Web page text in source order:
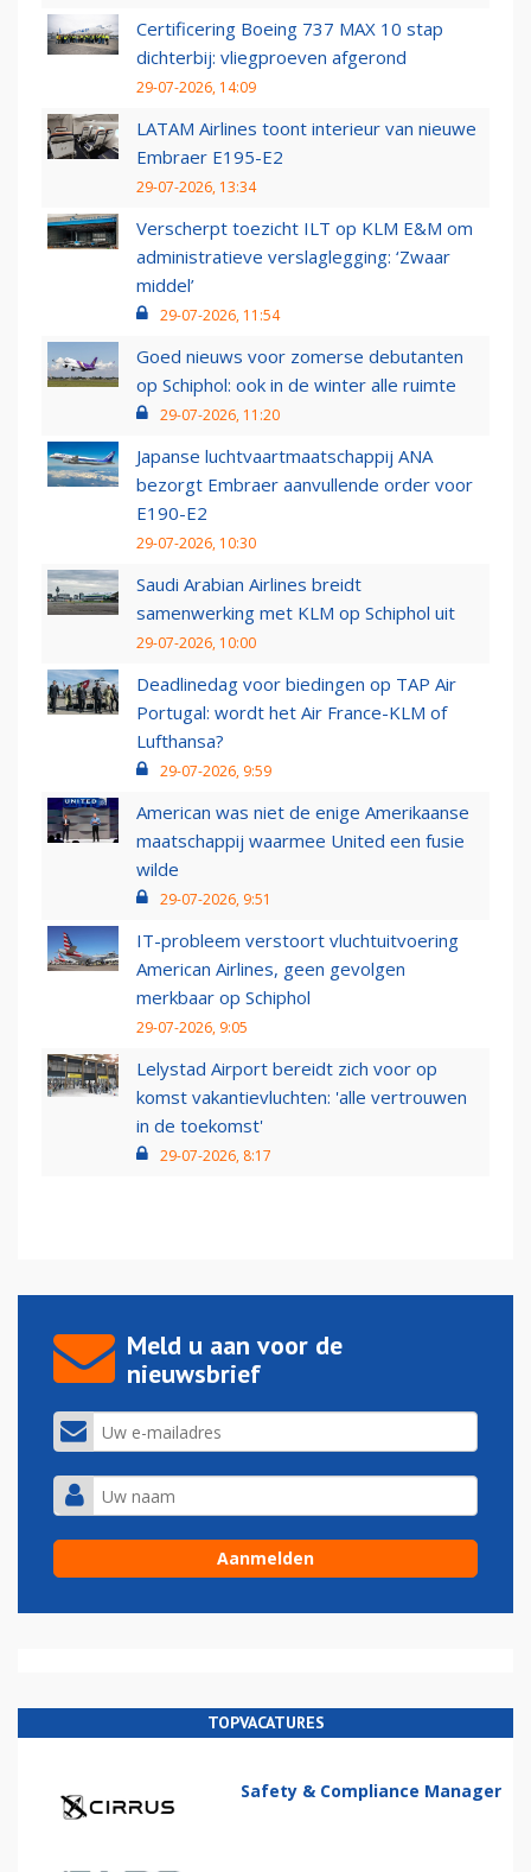
Certificering Boeing 737 MAX 10 stap
dichterbij: vliegproeven afgerond
29-07-2026, 14:09
LATAM Airlines toont interieur van nieuwe
Embraer E195-E2
29-07-2026, 13:34
Verscherpt toezicht ILT op KLM E&M om
administratieve verslaglegging: ‘Zwaar
middel’
29-07-2026, 11:54
Goed nieuws voor zomerse debutanten
op Schiphol: ook in de winter alle ruimte
29-07-2026, 11:20
Japanse luchtvaartmaatschappij ANA
bezorgt Embraer aanvullende order voor
E190-E2
29-07-2026, 10:30
Saudi Arabian Airlines breidt
samenwerking met KLM op Schiphol uit
29-07-2026, 10:00
Deadlinedag voor biedingen op TAP Air
Portugal: wordt het Air France-KLM of
Lufthansa?
29-07-2026, 9:59
American was niet de enige Amerikaanse
maatschappij waarmee United een fusie
wilde
29-07-2026, 9:51
IT-probleem verstoort vluchtuitvoering
American Airlines, geen gevolgen
merkbaar op Schiphol
29-07-2026, 9:05
Lelystad Airport bereidt zich voor op
komst vakantievluchten: 'alle vertrouwen
in de toekomst'
29-07-2026, 8:17
Meld u aan voor de
nieuwsbrief
TOPVACATURES
Safety & Compliance Manager